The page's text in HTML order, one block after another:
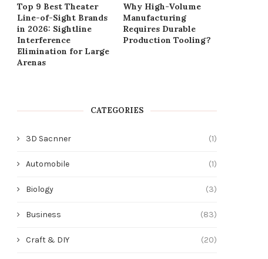
Top 9 Best Theater
Line-of-Sight Brands
in 2026: Sightline
Interference
Elimination for Large
Arenas
Why High-Volume
Manufacturing
Requires Durable
Production Tooling?
CATEGORIES
3D Sacnner (1)
Automobile (1)
Biology (3)
Business (83)
Craft & DIY (20)